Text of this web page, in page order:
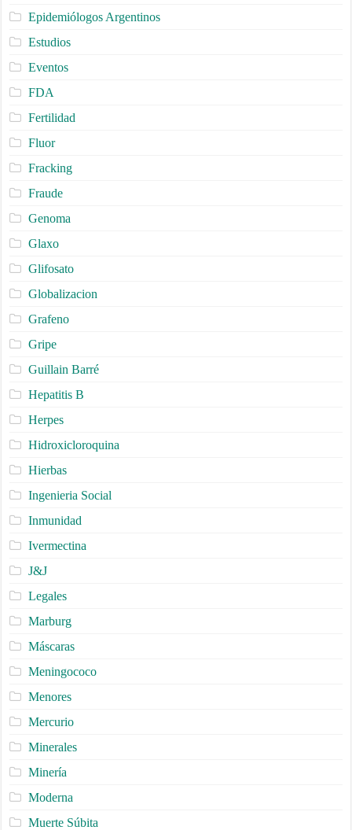
Epidemiólogos Argentinos
Estudios
Eventos
FDA
Fertilidad
Fluor
Fracking
Fraude
Genoma
Glaxo
Glifosato
Globalizacion
Grafeno
Gripe
Guillain Barré
Hepatitis B
Herpes
Hidroxicloroquina
Hierbas
Ingenieria Social
Inmunidad
Ivermectina
J&J
Legales
Marburg
Máscaras
Meningococo
Menores
Mercurio
Minerales
Minería
Moderna
Muerte Súbita